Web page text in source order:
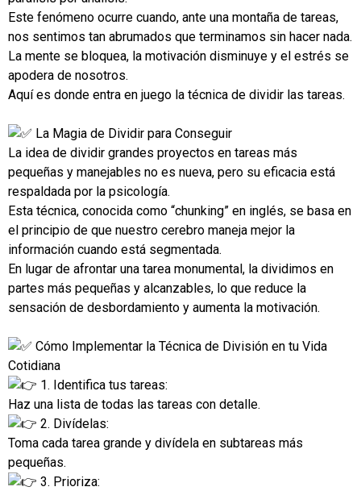
Este fenómeno ocurre cuando, ante una montaña de tareas,
nos sentimos tan abrumados que terminamos sin hacer nada.
La mente se bloquea, la motivación disminuye y el estrés se
apodera de nosotros.
Aquí es donde entra en juego la técnica de dividir las tareas.
La Magia de Dividir para Conseguir
La idea de dividir grandes proyectos en tareas más
pequeñas y manejables no es nueva, pero su eficacia está
respaldada por la psicología.
Esta técnica, conocida como “chunking” en inglés, se basa en
el principio de que nuestro cerebro maneja mejor la
información cuando está segmentada.
En lugar de afrontar una tarea monumental, la dividimos en
partes más pequeñas y alcanzables, lo que reduce la
sensación de desbordamiento y aumenta la motivación.
Cómo Implementar la Técnica de División en tu Vida
Cotidiana
1. Identifica tus tareas:
Haz una lista de todas las tareas con detalle.
2. Divídelas:
Toma cada tarea grande y divídela en subtareas más
pequeñas.
3. Prioriza: